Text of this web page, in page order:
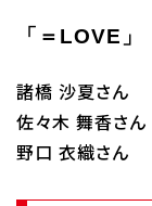
「＝LOVE」
諸橋 沙夏さん
佐々木 舞香さん
野口 衣織さん